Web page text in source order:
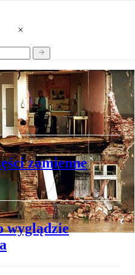
i śniegu
zamienne
wyglądzie